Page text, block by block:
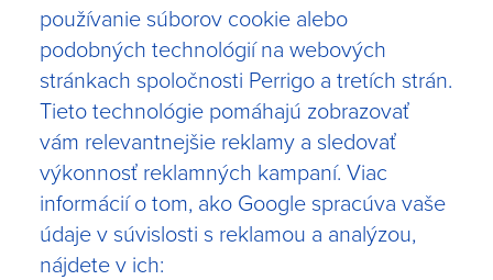
používanie súborov cookie alebo
podobných technológií na webových
stránkach spoločnosti Perrigo a tretích strán.
Tieto technológie pomáhajú zobrazovať
vám relevantnejšie reklamy a sledovať
výkonnosť reklamných kampaní. Viac
informácií o tom, ako Google spracúva vaše
údaje v súvislosti s reklamou a analýzou,
nájdete v ich: